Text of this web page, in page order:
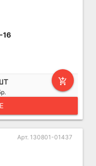
16
add_shopping_cart
Арт. 130801-01437